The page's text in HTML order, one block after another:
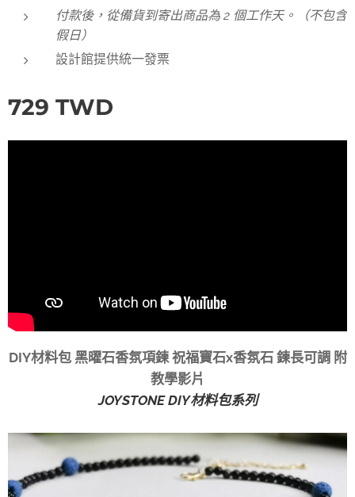
付款後，從備貨到寄出商品為 2 個工作天。（不包含
假日）
設計館提供統一發票
729 TWD
DIY材料包 黑曜石香氛項鍊 祝福寶石x香氛石 鍊長可調 附
教學影片
JOYSTONE DIY材料包系列